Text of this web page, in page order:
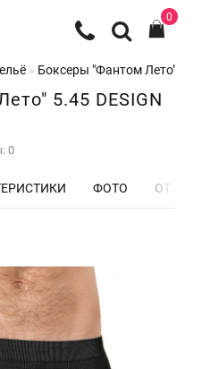
0
Боксеры "Фантом Лето"
5.45 DESIGN
0
ФОТО